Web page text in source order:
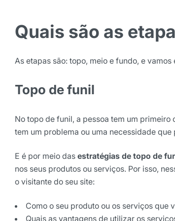
Quais são as
As etapas são: topo, meio e fundo, e
Topo de funil
No topo de funil, a pessoa tem um
tem um problema ou uma necessidade que
E é por meio das estratégias de topo de
nos seus produtos ou serviços. Por isso,
o visitante do seu site:
Como o seu produto ou os serviços que
Quais as vantagens de utilizar os